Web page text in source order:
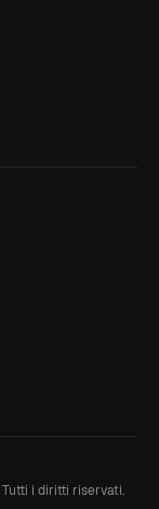
Tutti i diritti riservati.